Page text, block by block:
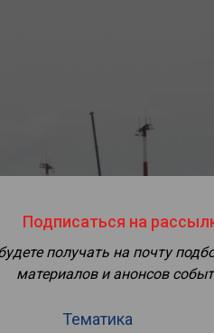
Подписаться на
получать на почту
материалов и анонсов
Тематика